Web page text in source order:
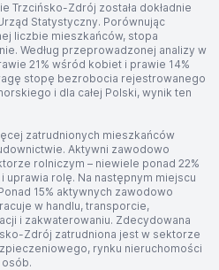
Trzcińsko-Zdrój została dokładnie
Statystyczny. Porównując
liczbie mieszkańców, stopa
Według przeprowadzonej analizy w
21% wśród kobiet i prawie 14%
stopę bezrobocia rejestrowanego
i dla całej Polski, wynik ten
zatrudnionych mieszkańców
Aktywni zawodowo
rolniczym – niewiele ponad 22%
uprawia rolę. Na następnym miejscu
15% aktywnych zawodowo
w handlu, transporcie,
i zakwaterowaniu. Zdecydowana
Zdrój zatrudniona jest w sektorze
rynku nieruchomości
osób.